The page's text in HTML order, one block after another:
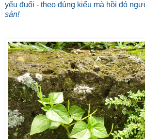
yếu đuối - theo đúng kiểu mà hồi đó
sản!